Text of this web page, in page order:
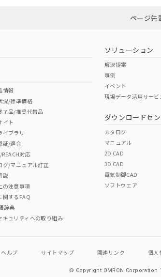
ダウンロードはこちら
Cr(VI)
ても、流通在庫等で未対応品が混在する可能性
販売店へお問い合わせください。
（日本
（
その
ページ先
情報
況/標準価格
了品/推奨代替品
イト
イブラリ
証/適合
REACH対応
グ/マニュアル訂正
説
の注意事項
関するFAQ
辞典
キュリティへの取り組み
ソリューション
解決提案
事例
イベント
現場データ活用サービ
ダウンロードセ
カタログ
マニュアル
2D CAD
3D CAD
電気制御CAD
ソフトウェア
ヘルプ サイトマップ 関連リンク 個人
© Copyright OMRON Corporation